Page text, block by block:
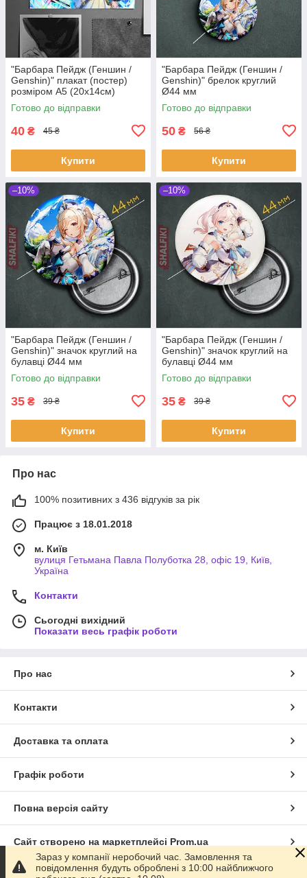
"Барбара Пейдж (Геншин /
Genshin)" плакат (постер)
розміром А5 (20х14см)
Готово до відправки
40 ₴ 45 ₴
Купити
"Барбара Пейдж (Геншин /
Genshin)" брелок круглий
Ø44 мм
Готово до відправки
50 ₴ 56 ₴
Купити
–10%
"Барбара Пейдж (Геншин /
Genshin)" значок круглий на
булавці Ø44 мм
Готово до відправки
35 ₴ 39 ₴
Купити
–10%
"Барбара Пейдж (Геншин /
Genshin)" значок круглий на
булавці Ø44 мм
Готово до відправки
35 ₴ 39 ₴
Купити
Про нас
100% позитивних з 436 відгуків за рік
Працює з 18.01.2018
м. Київ
вулиця Гетьмана Павла Полуботка 28, офіс 19, Київ,
Україна
Контакти
Сьогодні вихідний
Показати весь графік роботи
Про нас
Контакти
Доставка та оплата
Графік роботи
Повна версія сайту
Сайт створено на маркетплейсі Prom.ua
Політика конфіденційності
Зараз у компанії неробочий час. Замовлення та
повідомлення будуть оброблені з 10:00 найближчого